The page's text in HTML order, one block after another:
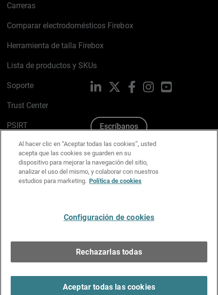
Carreras
Comparar electrodomésticos Firebox
Herramienta de talla Firebox
Lista de productos y SKUs
Soporte
Trust Center
PSIRT
Política de cookies
Política de privacidad
Kit de medios y marca
LinkedIn FacebookInstagramYouTube
Escríbanos
Al hacer clic en “Aceptar todas las cookies”, usted
acepta que las cookies se guarden en su
dispositivo para mejorar la navegación del sitio,
analizar el uso del mismo, y colaborar con nuestros
estudios para marketing. Política de cookies
Configuración de cookies
Rechazarlas todas
Aceptar todas las cookies